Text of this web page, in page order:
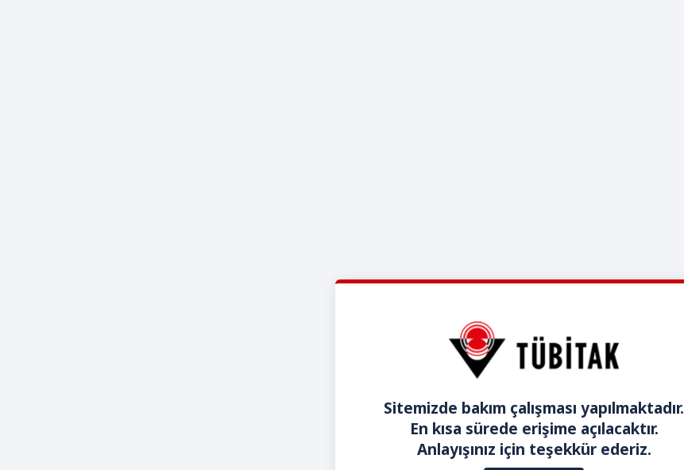
Sitemizde bakım çalışması yapılmaktadır.
En kısa sürede erişime açılacaktır.
Anlayışınız için teşekkür ederiz.